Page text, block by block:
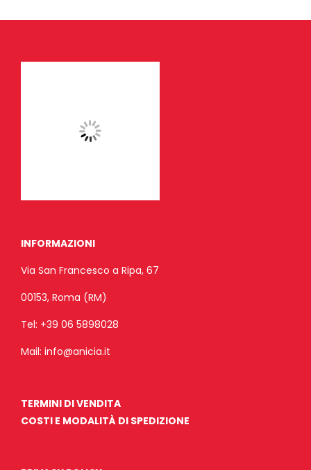
INFORMAZIONI
Via San Francesco a Ripa, 67
00153, Roma (RM)
Tel: +39 06 5898028
Mail: info@anicia.it
TERMINI DI VENDITA
COSTI E MODALITÀ DI SPEDIZIONE